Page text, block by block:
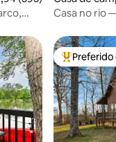
Casa no rio
Entre os